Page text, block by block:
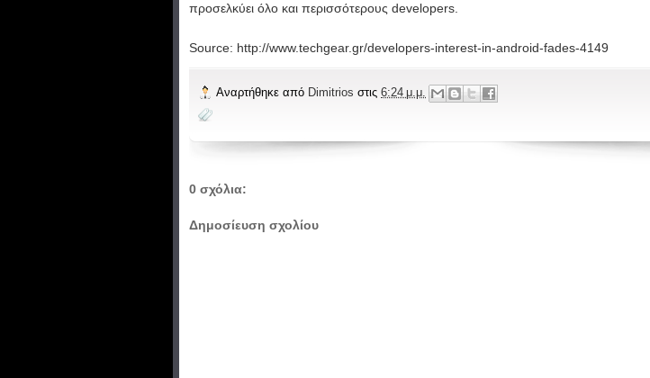
προσελκύει όλο και περισσότερους developers.
Source: http://www.techgear.gr/developers-interest-in-android-fades-4149
Αναρτήθηκε από Dimitrios στις 6:24 μ.μ.
0 σχόλια:
Δημοσίευση σχολίου